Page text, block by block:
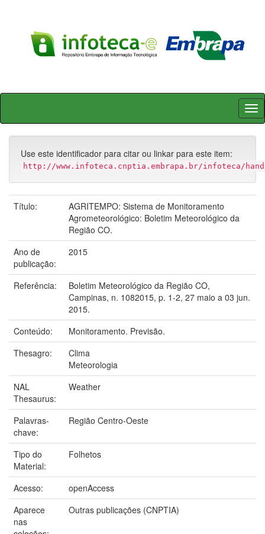
Skip
Use este identificador para citar ou linkar para este item:
http://www.infoteca.cnptia.embrapa.br/infoteca/
Título:
AGRITEMPO: Sistema de Monitoramento
Agrometeorológico: Boletim Meteorológico da
Região CO.
Ano de
publicação:
2015
Referência:
Boletim Meteorológico da Região CO,
Campinas, n. 1082015, p. 1-2, 27 maio a 03 jun.
2015.
Conteúdo:
Monitoramento. Previsão.
Thesagro:
Clima
Meteorologia
NAL
Thesaurus:
Weather
Palavras-
chave:
Região Centro-Oeste
Tipo do
Material:
Folhetos
Acesso:
openAccess
Aparece
nas
Outras publicações (CNPTIA)